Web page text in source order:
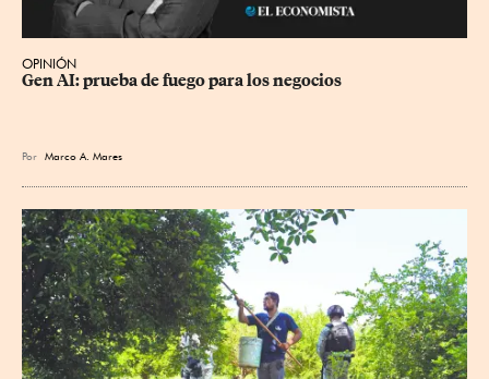
OPINIÓN
Gen AI: prueba de fuego para los negocios
Por Marco A. Mares